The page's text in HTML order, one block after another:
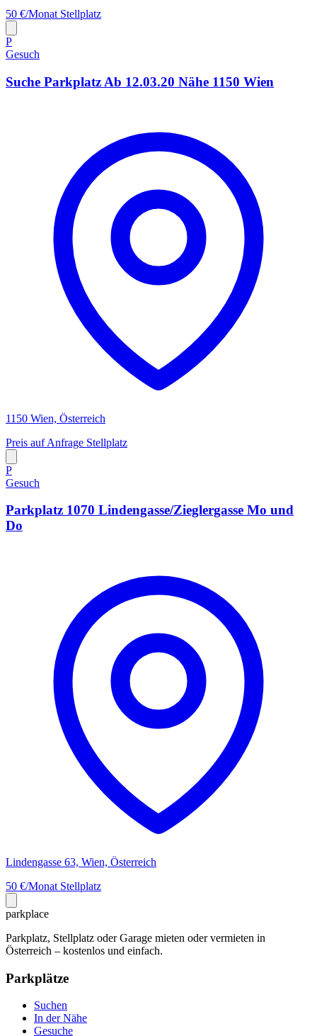
50 €/Monat Stellplatz
P
Gesuch
Suche Parkplatz Ab 12.03.20 Nähe 1150 Wien
1150 Wien, Österreich
Preis auf Anfrage Stellplatz
P
Gesuch
Parkplatz 1070 Lindengasse/Zieglergasse Mo und
Do
Lindengasse 63, Wien, Österreich
50 €/Monat Stellplatz
parkplace
Parkplatz, Stellplatz oder Garage mieten oder vermieten in
Österreich – kostenlos und einfach.
Parkplätze
Suchen
In der Nähe
Gesuche